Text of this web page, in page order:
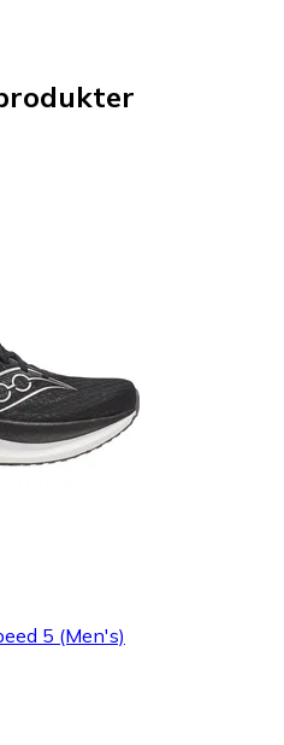
5 (Men's)